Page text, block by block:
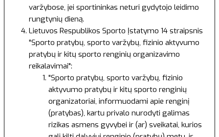
varžybose, jei sportininkas neturi gydytojo leidimo
rungtynių dieną.
Lietuvos Respublikos Sporto Įstatymo 14 straipsnis
"Sporto pratybų, sporto varžybų, fizinio aktyvumo
pratybų ir kitų sporto renginių organizavimo
reikalavimai":
"Sporto pratybų, sporto varžybų, fizinio
aktyvumo pratybų ir kitų sporto renginių
organizatoriai, informuodami apie renginį
(pratybas), kartu privalo nurodyti galimas
rizikas asmens gyvybei ir (ar) sveikatai, kurios